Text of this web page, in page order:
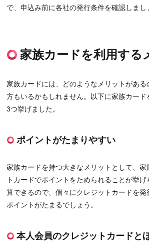
で、申込み前に各社の発行条件を確認しまし
家族カードを利用する
家族カードには、どのようなメリットがあ
方もいるかもしれません。以下に家族カー
3つ挙げました。
ポイントがたまりやすい
家族カードを持つ大きなメリットとして、家
トカードでポイントをためられることが挙
算できるので、個々にクレジットカードを
ポイントがたまるでしょう。
本人会員のクレジットカードと